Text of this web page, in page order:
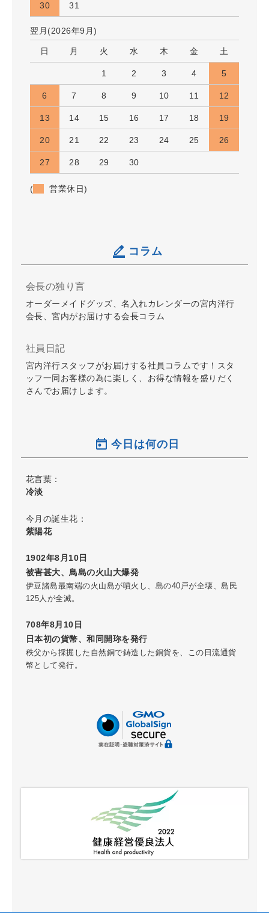
30 31
翌月(2026年9月)
日 月 火 水 木 金 土
1 2 3 4 5
6 7 8 9 10 11 12
13 14 15 16 17 18 19
20 21 22 23 24 25 26
27 28 29 30
( 営業休日)
コラム
会長の独り言
オーダーメイドグッズ、名入れカレンダーの宮内洋行
会長、宮内がお届けする会長コラム
社員日記
宮内洋行スタッフがお届けする社員コラムです！スタ
ッフ一同お客様の為に楽しく、お得な情報を盛りだく
さんでお届けします。
今日は何の日
花言葉：
冷淡
今月の誕生花：
紫陽花
1902年8月10日
被害甚大、鳥島の火山大爆発
伊豆諸島最南端の火山島が噴火し、島の40戸が全壊、島民
125人が全滅。
708年8月10日
日本初の貨幣、和同開珎を発行
秩父から採掘した自然銅で鋳造した銅貨を、この日流通貨
幣として発行。